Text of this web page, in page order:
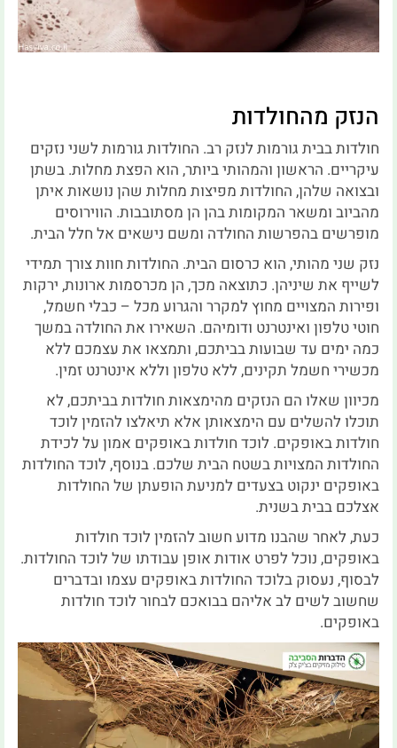
הנזק מהחולדות
חולדות בבית גורמות לנזק רב. החולדות גורמות לשני נזקים
עיקריים. הראשון והמהותי ביותר, הוא הפצת מחלות. בשתן
ובצואה שלהן, החולדות מפיצות מחלות שהן נושאות איתן
מהביוב ומשאר המקומות בהן הן מסתובבות. הווירוסים
מופרשים בהפרשות החולדה ומשם נישאים אל חלל הבית.
נזק שני מהותי, הוא כרסום הבית. החולדות חוות צורך תמידי
לשייף את שיניהן. כתוצאה מכך, הן מכרסמות ארונות, ירקות
ופירות המצויים מחוץ למקרר והגרוע מכל – כבלי חשמל,
חוטי טלפון ואינטרנט ודומיהם. השאירו את החולדה במשך
כמה ימים עד שבועות בביתכם, ותמצאו את עצמכם ללא
מכשירי חשמל תקינים, ללא טלפון וללא אינטרנט זמין.
מכיוון שאלו הם הנזקים מהימצאות חולדות בביתכם, לא
תוכלו להשלים עם הימצאותן אלא תיאלצו להזמין לוכד
חולדות באופקים. לוכד חולדות באופקים אמון על לכידת
החולדות המצויות בשטח הבית שלכם. בנוסף, לוכד החולדות
באופקים ינקוט בצעדים למניעת הופעתן של החולדות
אצלכם בבית בשנית.
כעת, לאחר שהבנו מדוע חשוב להזמין לוכד חולדות
באופקים, נוכל לפרט אודות אופן עבודתו של לוכד החולדות.
לבסוף, נעסוק בלוכד החולדות באופקים עצמו ובדברים
שחשוב לשים לב אליהם בבואכם לבחור לוכד חולדות
באופקים.